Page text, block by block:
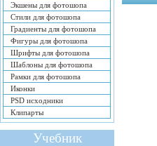
Экшены для фотошопа
Стили для фотошопа
Градиенты для фотошопа
Фигуры для фотошопа
Шрифты для фотошопа
Шаблоны для фотошопа
Рамки для фотошопа
Иконки
PSD исходники
Клипарты
Учебник